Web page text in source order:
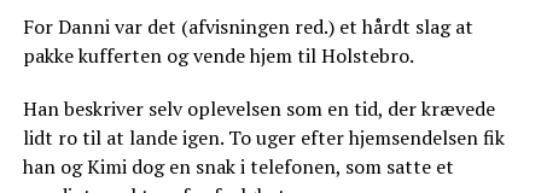
For Danni var det (afvisningen red.) et hårdt slag at
pakke kufferten og vende hjem til Holstebro.
Han beskriver selv oplevelsen som en tid, der krævede
lidt ro til at lande igen. To uger efter hjemsendelsen fik
han og Kimi dog en snak i telefonen, som satte et